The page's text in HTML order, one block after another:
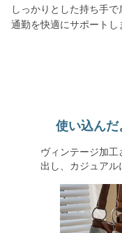
しっかりとした持ち手
通勤を快適にサポートし
使い込ん
ヴィンテージ加工
出し、カジュア